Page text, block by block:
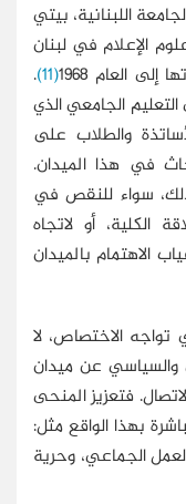
اللبنانية، بيتي
الإعلام في لبنان
العام 1968
(11)
.
الجامعي الذي
والطلاب على
في هذا الميدان.
سواء للنقص في
الكلية، أو لاتجاه
الاهتمام بالميدان
تواجه الاختصاص، لا
والسياسي عن ميدان
فتعزيز المنحى
بهذا الواقع مثل:
الجماعي، وحرية